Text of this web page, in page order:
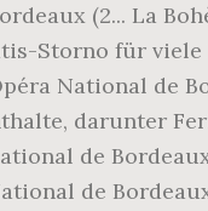
(2... La
Storno für
National de
darunter
de
de